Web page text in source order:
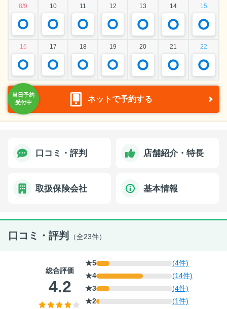
8/9
10 11 12 13 14 15
16 17 18 19 20 21 22
ネットで予約する
口コミ・評判 店舗紹介・特長
取扱保険会社 基本情報
口コミ・評判 （全23件）
総合評価
4.2
★5
(4件)
★4
(14件)
★3
(4件)
★2
(1件)